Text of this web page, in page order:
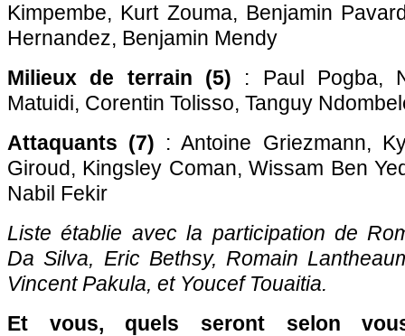
Kimpembe, Kurt Zouma, Benjamin
Hernandez, Benjamin Mendy
Milieux de terrain (5) : Paul Pogba,
Matuidi, Corentin Tolisso, Tanguy
Attaquants (7) : Antoine Griezmann,
Giroud, Kingsley Coman, Wissam Ben
Nabil Fekir
Liste établie avec la participation de
Da Silva, Eric Bethsy, Romain
Vincent Pakula, et Youcef Touaitia.
Et vous, quels seront selon